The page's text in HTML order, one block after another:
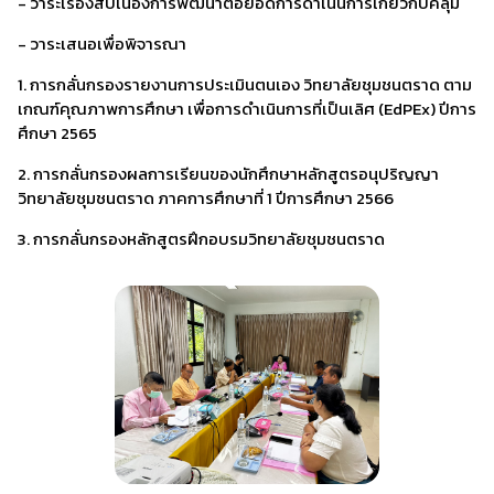
- วาระเสนอเพื่อพิจารณา
1. การกลั่นกรองรายงานการประเมินตนเอง วิทยาลัยชุมชนตราด ตาม
เกณฑ์คุณภาพการศึกษา เพื่อการดำเนินการที่เป็นเลิศ (EdPEx) ปีการ
ศึกษา 2565
2. การกลั่นกรองผลการเรียนของนักศึกษาหลักสูตรอนุปริญญา
วิทยาลัยชุมชนตราด ภาคการศึกษาที่ 1 ปีการศึกษา 2566
3. การกลั่นกรองหลักสูตรฝึกอบรมวิทยาลัยชุมชนตราด